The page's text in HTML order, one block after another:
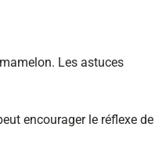
Les astuces
encourager le réflexe de